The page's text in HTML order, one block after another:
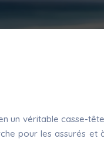
véritable casse-
pour les assurés